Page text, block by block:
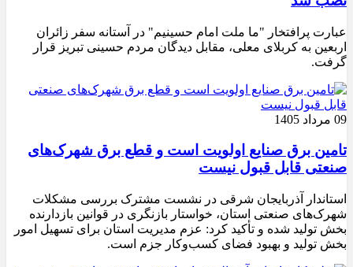
عبارت پرافتخار "ما ملت امام حسینیم" در آستانه سفر زائران
اربعین به کربلای معلی، مقابل دیدگان مردم حسینی تبریز قرار
گرفت.
09 مرداد 1405
تامین برق صنایع اولویت است و قطع برق شهرک‌های
صنعتی قابل قبول نیست
استاندار آذربایجان شرقی در نشست مشترک بررسی مشکلات
شهرک‌های صنعتی استان، خواستار بازنگری در قوانین بازدارنده
بخش تولید شده و تأکید کرد: عزم مدیریت استان برای تسهیل امور
بخش تولید و بهبود فضای کسب‌وکار جزم است.